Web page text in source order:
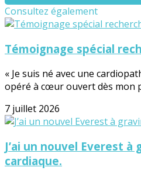
Consultez également
Témoignage spécial
« Je suis né avec une
opéré à cœur ouvert dès mon
7 juillet 2026
J’ai un nouvel Everest à
cardiaque.